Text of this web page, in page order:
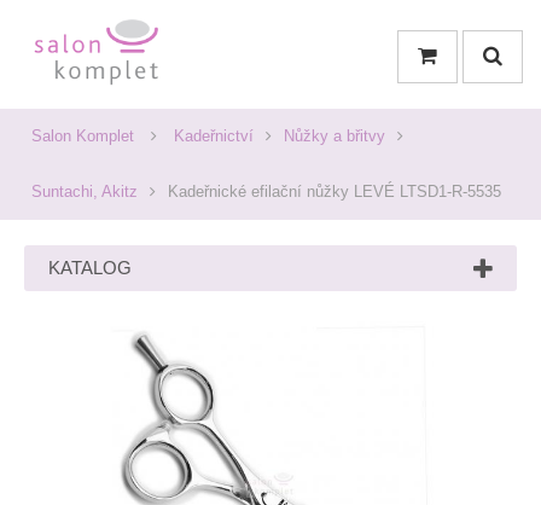
Salon Komplet Kadeřnictví Nůžky a břitvy
Suntachi, Akitz Kadeřnické efilační nůžky LEVÉ LTSD1-R-5535
KATALOG